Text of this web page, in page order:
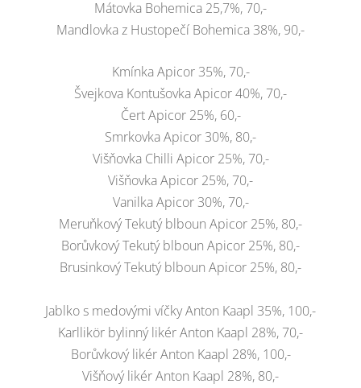
Mátovka Bohemica 25,7%, 70,-
Mandlovka z Hustopečí Bohemica 38%, 90,-
Kmínka Apicor 35%, 70,-
Švejkova Kontušovka Apicor 40%, 70,-
Čert Apicor 25%, 60,-
Smrkovka Apicor 30%, 80,-
Višňovka Chilli Apicor 25%, 70,-
Višňovka Apicor 25%, 70,-
Vanilka Apicor 30%, 70,-
Meruňkový Tekutý blboun Apicor 25%, 80,-
Borůvkový Tekutý blboun Apicor 25%, 80,-
Brusinkový Tekutý blboun Apicor 25%, 80,-
Jablko s medovými víčky Anton Kaapl 35%, 100,-
Karllikör bylinný likér Anton Kaapl 28%, 70,-
Borůvkový likér Anton Kaapl 28%, 100,-
Višňový likér Anton Kaapl 28%, 80,-